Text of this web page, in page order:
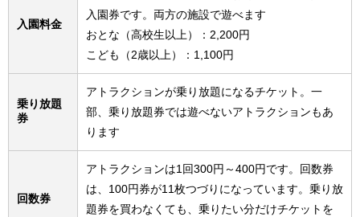
入園料金
入園券です。両方の施設で遊べます
おとな（高校生以上）：2,200円
こども（2歳以上）：1,100円
乗り放題
券
アトラクションが乗り放題になるチケット。一
部、乗り放題券では遊べないアトラクションもあ
ります
回数券
アトラクションは1回300円～400円です。回数券
は、100円券が11枚つづりになっています。乗り放
題券を買わなくても、乗りたい分だけチケットを